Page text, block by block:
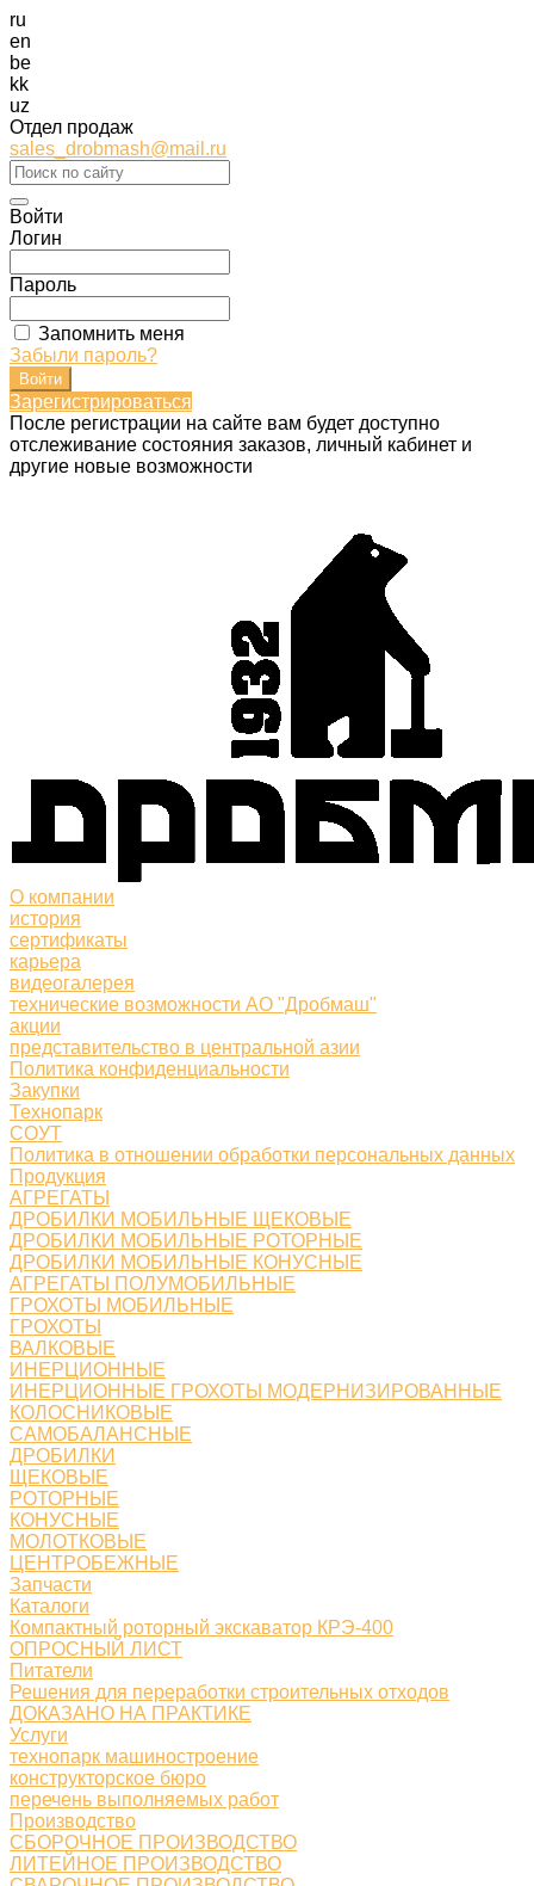
ru
en
be
kk
uz
Отдел продаж
sales_drobmash@mail.ru
Войти
Логин
Пароль
Запомнить меня
Забыли пароль?
Зарегистрироваться
После регистрации на сайте вам будет доступно
отслеживание состояния заказов, личный кабинет и
другие новые возможности
О компании
история
сертификаты
карьера
видеогалерея
технические возможности АО "Дробмаш"
акции
представительство в центральной азии
Политика конфиденциальности
Закупки
Технопарк
СОУТ
Политика в отношении обработки персональных данных
Продукция
АГРЕГАТЫ
ДРОБИЛКИ МОБИЛЬНЫЕ ЩЕКОВЫЕ
ДРОБИЛКИ МОБИЛЬНЫЕ РОТОРНЫЕ
ДРОБИЛКИ МОБИЛЬНЫЕ КОНУСНЫЕ
АГРЕГАТЫ ПОЛУМОБИЛЬНЫЕ
ГРОХОТЫ МОБИЛЬНЫЕ
ГРОХОТЫ
ВАЛКОВЫЕ
ИНЕРЦИОННЫЕ
ИНЕРЦИОННЫЕ ГРОХОТЫ МОДЕРНИЗИРОВАННЫЕ
КОЛОСНИКОВЫЕ
САМОБАЛАНСНЫЕ
ДРОБИЛКИ
ЩЕКОВЫЕ
РОТОРНЫЕ
КОНУСНЫЕ
МОЛОТКОВЫЕ
ЦЕНТРОБЕЖНЫЕ
Запчасти
Каталоги
Компактный роторный экскаватор КРЭ-400
ОПРОСНЫЙ ЛИСТ
Питатели
Решения для переработки строительных отходов
ДОКАЗАНО НА ПРАКТИКЕ
Услуги
технопарк машиностроение
конструкторское бюро
перечень выполняемых работ
Производство
СБОРОЧНОЕ ПРОИЗВОДСТВО
ЛИТЕЙНОЕ ПРОИЗВОДСТВО